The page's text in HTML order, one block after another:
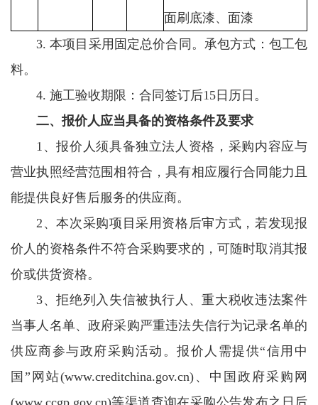
面刷底漆、面漆
3. 本项目采用固定总价合同。承包方式：包工包
料。
4. 施工验收期限：合同签订后15日历日。
二、报价人应当具备的资格条件及要求
1、报价人须具备独立法人资格，采购内容应与
营业执照经营范围相符合，具有相应履行合同能力且
能提供良好售后服务的供应商。
2、本次采购项目采用资格后审方式，若发现报
价人的资格条件不符合采购要求的，可随时取消其报
价或供货资格。
3、拒绝列入失信被执行人、重大税收违法案件
当事人名单、政府采购严重违法失信行为记录名单的
供应商参与政府采购活动。报价人需提供“信用中
国”网站(www.creditchina.gov.cn)、中国政府采购网
(www.ccgp.gov.cn)等渠道查询在采购公告发布之日后